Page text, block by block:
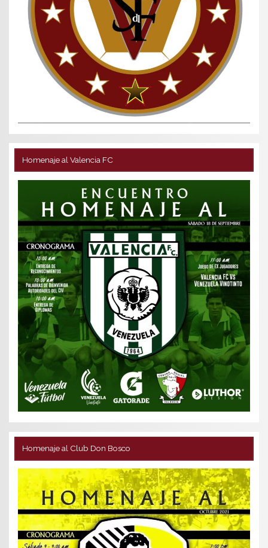
Homenaje al Valencia FC
Homenaje al Club Don Bosco